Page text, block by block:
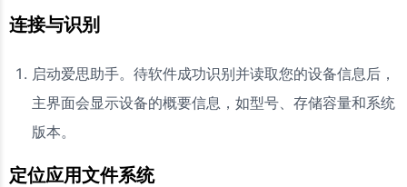
连接与识别
启动爱思助手。待软件成功识别并读取您的设备信息后，
主界面会显示设备的概要信息，如型号、存储容量和系统
版本。
定位应用文件系统